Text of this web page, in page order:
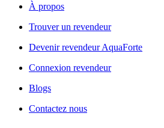
À propos
Trouver un revendeur
Devenir revendeur AquaForte
Connexion revendeur
Blogs
Contactez nous